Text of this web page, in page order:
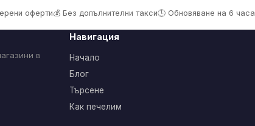
оферти💰 Без допълнителни такси🕒 Обновяване на 6 часа
в
Навигация
Начало
Блог
Търсене
Как печелим